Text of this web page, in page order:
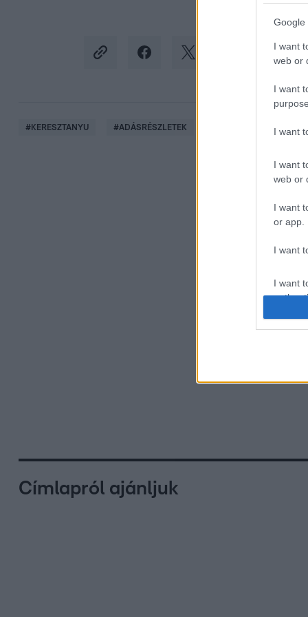
Google
I want
web or
I want
I want
I want
web or
I want
or app.
I want
I want
#KERESZTANYU #ADÁSRÉSZLETEK 3. ÉVAD 66. RÉSZ
Címlapról ajánljuk